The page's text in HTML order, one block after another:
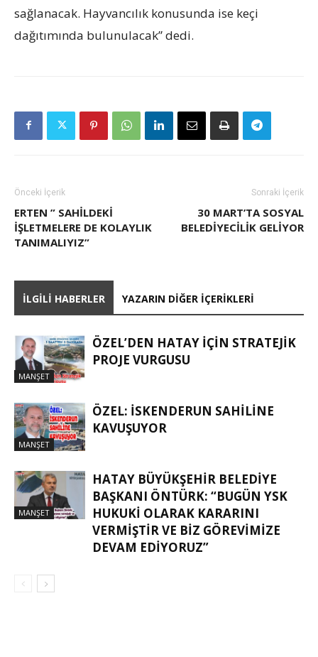
sağlanacak. Hayvancılık konusunda ise keçi
dağıtımında bulunulacak” dedi.
Önceki İçerik
ERTEN ” SAHILDEKI
IŞLETMELERE DE KOLAYLIK
TANIMALIYIZ”
Sonraki İçerik
30 MART’TA SOSYAL
BELEDIYECILIK GELIYOR
İLGILI HABERLER YAZARIN DIĞER İÇERIKLERI
MANŞET
ÖZEL’DEN HATAY İÇIN STRATEJIK
PROJE VURGUSU
MANŞET
ÖZEL: İSKENDERUN SAHİLİNE
KAVUŞUYOR
MANŞET
HATAY BÜYÜKŞEHIR BELEDIYE
BAŞKANI ÖNTÜRK: “BUGÜN YSK
HUKUKI OLARAK KARARINI
VERMIŞTIR VE BIZ GÖREVIMIZE
DEVAM EDIYORUZ”